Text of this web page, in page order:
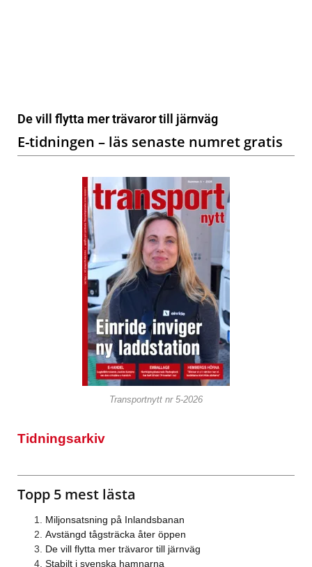
De vill flytta mer trävaror till järnväg
E-tidningen – läs senaste numret gratis
Transportnytt nr 5-2026
Tidningsarkiv
Topp 5 mest lästa
Miljonsatsning på Inlandsbanan
Avstängd tågsträcka åter öppen
De vill flytta mer trävaror till järnväg
Stabilt i svenska hamnarna